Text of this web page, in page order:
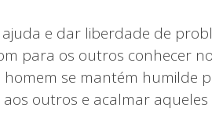
e dar liberdade de
para os outros conhecer
se mantém humilde
outros e acalmar